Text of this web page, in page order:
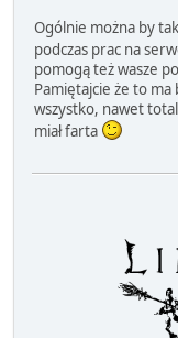
Ogólnie można by
podczas prac na
pomogą też wasze
Pamiętajcie że to
wszystko, nawet
miał farta